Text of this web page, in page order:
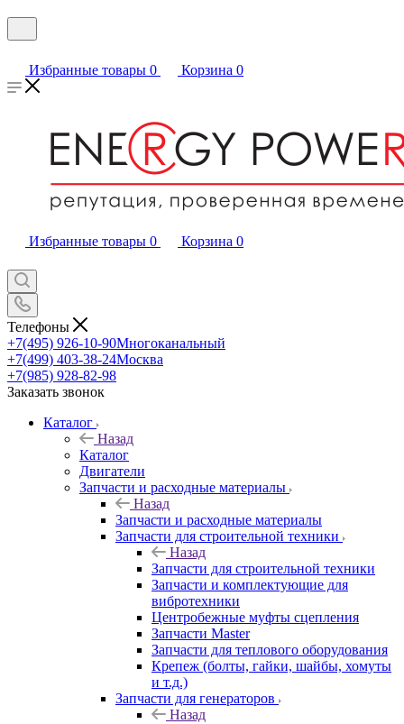
Избранные товары 0 Корзина 0
Избранные товары 0 Корзина 0
Телефоны
+7(495) 926-10-90Многоканальный
+7(499) 403-38-24Москва
+7(985) 928-82-98
Заказать звонок
Каталог
Назад
Каталог
Двигатели
Запчасти и расходные материалы
Назад
Запчасти и расходные материалы
Запчасти для строительной техники
Назад
Запчасти для строительной техники
Запчасти и комплектующие для
вибротехники
Центробежные муфты сцепления
Запчасти Master
Запчасти для теплового оборудования
Крепеж (болты, гайки, шайбы, хомуты
и т.д.)
Запчасти для генераторов
Назад